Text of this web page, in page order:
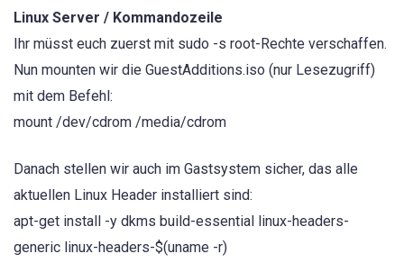
Linux Server / Kommandozeile
Ihr müsst euch zuerst mit sudo -s root-Rechte verschaffen.
Nun mounten wir die GuestAdditions.iso (nur Lesezugriff)
mit dem Befehl:
mount /dev/cdrom /media/cdrom
Danach stellen wir auch im Gastsystem sicher, das alle
aktuellen Linux Header installiert sind:
apt-get install -y dkms build-essential linux-headers-
generic linux-headers-$(uname -r)